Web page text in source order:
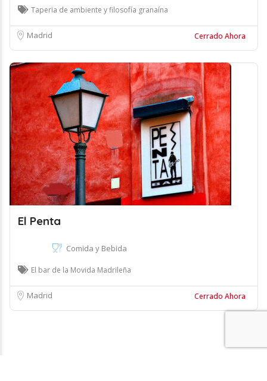
Taperia de ambiente y filosofía granaína
Madrid Cerrado Ahora
El Penta
Comida y Bebida
El bar de la Movida Madrileña
Madrid Cerrado Ahora